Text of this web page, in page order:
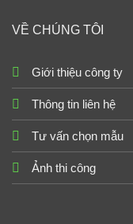
VỀ CHÚNG TÔI
Giới thiệu công ty
Thông tin liên hệ
Tư vấn chọn mẫu
Ảnh thi công